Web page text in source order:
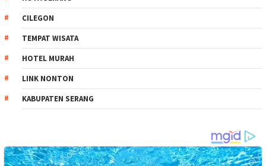
CILEGON
TEMPAT WISATA
HOTEL MURAH
LINK NONTON
KABUPATEN SERANG